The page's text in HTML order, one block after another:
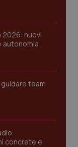
2026: nuovi
autonomia
team
concrete e